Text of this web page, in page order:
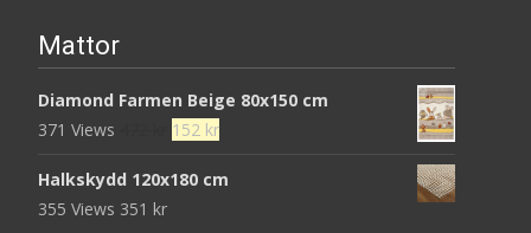
Mattor
Diamond Farmen Beige 80x150 cm
371 Views
Det
priset
152 krDet
priset
Halkskydd 120x180 cm
355 Views 351 kr